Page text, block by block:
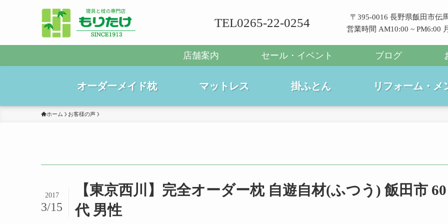
TEL0265-22-0254
〒395-0016 長野県飯田市伝
営業時間 AM10:00 ~ PM6:00
店舗案内 セール・イベント ブログ
オーダーメイド枕 マットレス 掛ふとん リフォーム・メ
ホーム お客様の声
【東京西川】完全オーダー枕 自遊自材(ふつう) 飯田市 60
代 男性
2017
3/15